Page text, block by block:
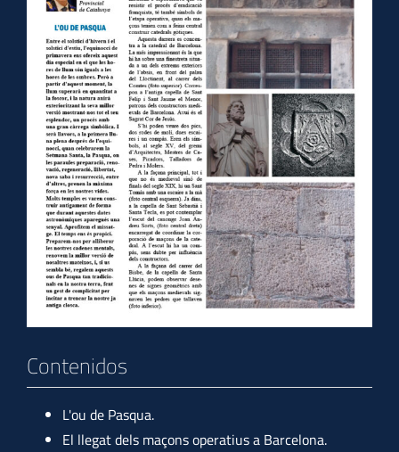
Contenidos
L'ou de Pasqua.
El llegat dels maçons operatius a Barcelona.